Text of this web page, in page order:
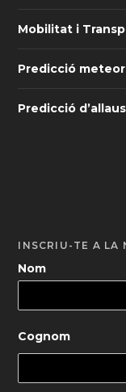
Mobilitat i
Predicció
Predicció d’allaus
INSCRIU-TE A LA
Nom
Cognom